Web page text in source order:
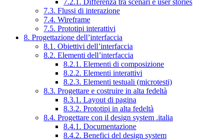
7.2.1. Differenza tra scenari e user stories
7.3. Flussi di interazione
7.4. Wireframe
7.5. Prototipi interattivi
8. Progettazione dell’interfaccia
8.1. Obiettivi dell’interfaccia
8.2. Elementi dell’interfaccia
8.2.1. Elementi di composizione
8.2.2. Elementi interattivi
8.2.3. Elementi testuali (microtesti)
8.3. Progettare e costruire in alta fedeltà
8.3.1. Layout di pagina
8.3.2. Prototipi in alta fedeltà
8.4. Progettare con il design system .italia
8.4.1. Documentazione
8.4.2. Benefici del design system